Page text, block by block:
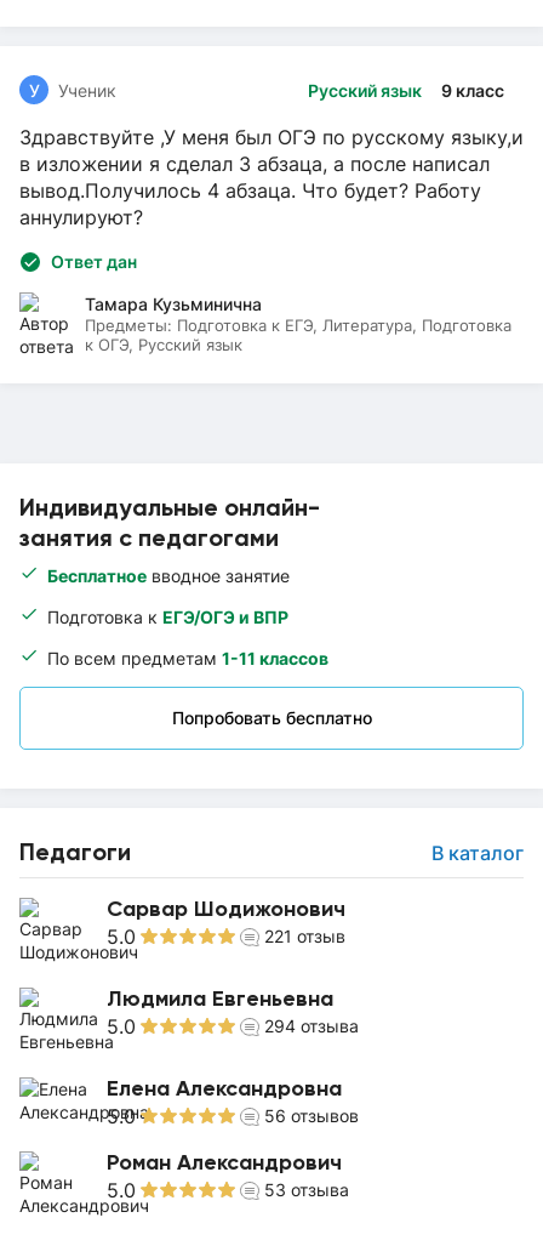
Индивидуальные онлайн-
занятия с педагогами
Бесплатное вводное занятие
Подготовка к ЕГЭ/ОГЭ и ВПР
По всем предметам 1-11 классов
Попробовать бесплатно
Педагоги В каталог
Сарвар Шодижонович
5.0 221 отзыв
Людмила Евгеньевна
5.0 294 отзыва
Елена Александровна
5.0 56 отзывов
Роман Александрович
5.0 53 отзыва
Русский язык 9 класс
У Ученик
Здравствуйте ,У меня был ОГЭ по русскому языку,и
в изложении я сделал 3 абзаца, а после написал
вывод.Получилось 4 абзаца. Что будет? Работу
аннулируют?
Ответ дан
Тамара Кузьминична
Предметы: Подготовка к ЕГЭ, Литература, Подготовка
к ОГЭ, Русский язык